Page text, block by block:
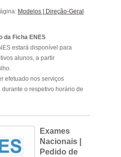
Modelos | Direção-Geral
da Ficha ENES
estará disponível para
alunos, a partir
efetuado nos serviços
o respetivo horário de
Exames
Nacionais |
Pedido de